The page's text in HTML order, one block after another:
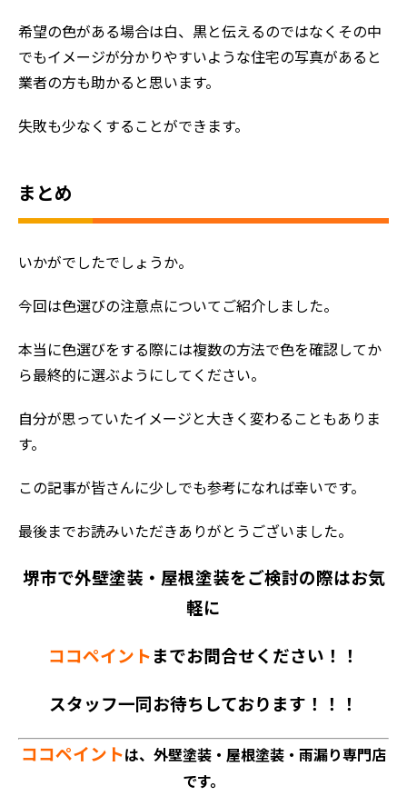
希望の色がある場合は白、黒と伝えるのではなくその中
でもイメージが分かりやすいような住宅の写真があると
業者の方も助かると思います。
失敗も少なくすることができます。
まとめ
いかがでしたでしょうか。
今回は色選びの注意点についてご紹介しました。
本当に色選びをする際には複数の方法で色を確認してか
ら最終的に選ぶようにしてください。
自分が思っていたイメージと大きく変わることもありま
す。
この記事が皆さんに少しでも参考になれば幸いです。
最後までお読みいただきありがとうございました。
堺市で外壁塗装・屋根塗装をご検討の際はお気
軽に
ココペイント までお問合せください！！
スタッフ一同お待ちしております！！！
ココペイントは、外壁塗装・屋根塗装・雨漏り専門店
です。